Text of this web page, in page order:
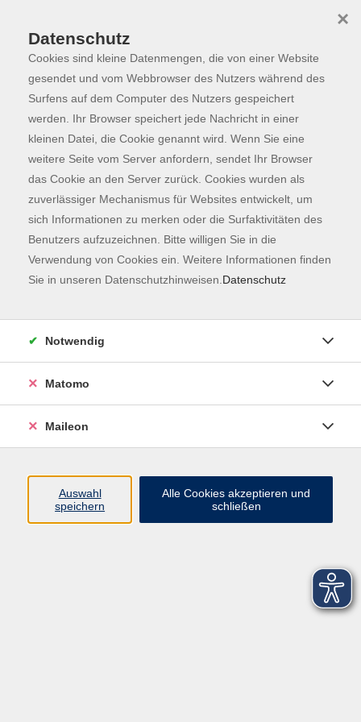
Skip to main content
Programm
Der Kurs konnte nicht gefunden werden.
Kontaktformular
Impressum
AGB
Datenschutzerklärung
Datenschutz
Cookies sind kleine Datenmengen, die von einer Website
gesendet und vom Webbrowser des Nutzers während des
Surfens auf dem Computer des Nutzers gespeichert
werden. Ihr Browser speichert jede Nachricht in einer
kleinen Datei, die Cookie genannt wird. Wenn Sie eine
weitere Seite vom Server anfordern, sendet Ihr Browser
das Cookie an den Server zurück. Cookies wurden als
zuverlässiger Mechanismus für Websites entwickelt, um
sich Informationen zu merken oder die Surfaktivitäten des
Benutzers aufzuzeichnen. Bitte willigen Sie in die
Verwendung von Cookies ein. Weitere Informationen finden
Sie in unseren Datenschutzhinweisen. Datenschutz
×
Notwendig
Matomo
Maileon
Auswahl
speichern
Alle Cookies akzeptieren und
schließen